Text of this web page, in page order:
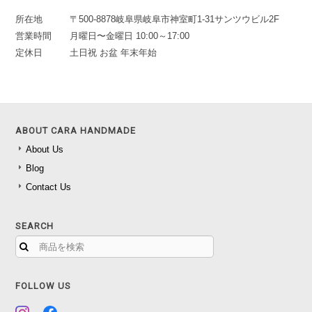
所在地
〒500-8878岐阜県岐阜市神室町1-31サンツウビル2F
営業時間
月曜日〜金曜日 10:00～17:00
定休日
土日祝 お盆 年末年始
ABOUT CARA HANDMADE
About Us
Blog
Contact Us
SEARCH
FOLLOW US